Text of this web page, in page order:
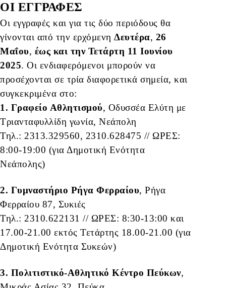
ΟΙ ΕΓΓΡΑΦΕΣ
Οι εγγραφές και για τις δύο περιόδους θα
γίνονται από την ερχόμενη Δευτέρα, 26
Μαΐου, έως και την Τετάρτη 11 Ιουνίου
2025. Οι ενδιαφερόμενοι μπορούν να
προσέχονται σε τρία διαφορετικά σημεία, και
συγκεκριμένα στο:
1. Γραφείο Αθλητισμού, Οδυσσέα Ελύτη με
Τριανταφυλλίδη γωνία, Νεάπολη
Τηλ.: 2313.329560, 2310.628475 // ΩΡΕΣ:
8:00-19:00 (για Δημοτική Ενότητα
Νεάπολης)
2. Γυμναστήριο Ρήγα Φερραίου, Ρήγα
Φερραίου 87, Συκιές
Τηλ.: 2310.622131 // ΩΡΕΣ: 8:30-13:00 και
17.00-21.00 εκτός Τετάρτης 18.00-21.00 (για
Δημοτική Ενότητα Συκεών)
3. Πολιτιστικό-Αθλητικό Κέντρο Πεύκων,